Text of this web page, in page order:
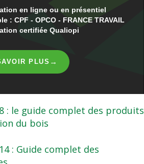
en ligne ou en présentiel
: CPF - OPCO - FRANCE TRAVAIL
certifiée Qualiopi
PLUS →
: le guide complet des produits
du bois
: Guide complet des